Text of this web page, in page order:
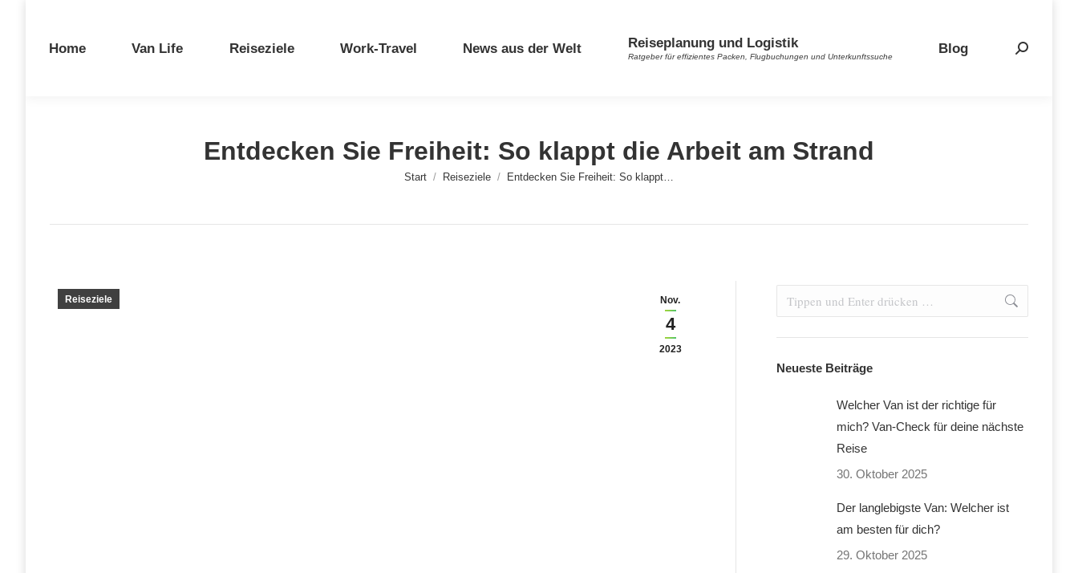
Home Van Life Reiseziele Work-Travel News aus der Welt Reiseplanung und Logistik
Ratgeber für effizientes Packen, Flugbuchungen und Unterkunftssuche
Blog Search:
Entdecken Sie Freiheit: So klappt die Arbeit am Strand
Sie befinden sich hier:
Start Reiseziele Entdecken Sie Freiheit: So klappt…
Nov.
4
2023
Reiseziele Search:
Neueste Beiträge
Welcher Van ist der richtige für
mich? Van-Check für deine nächste
Reise
30. Oktober 2025
Der langlebigste Van: Welcher ist
am besten für dich?
29. Oktober 2025